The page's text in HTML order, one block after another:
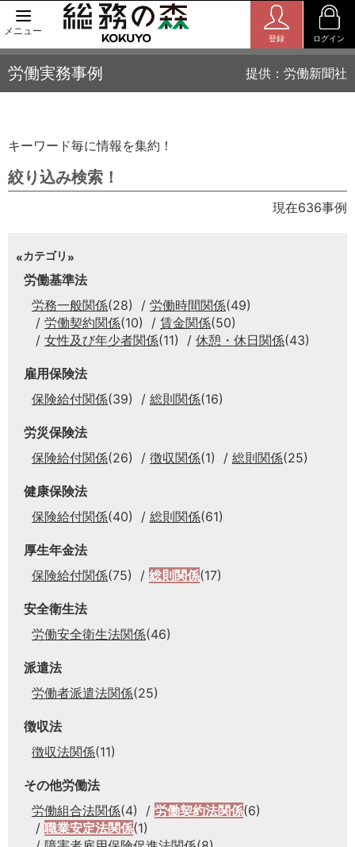
メニュー
登録 ログイン
労働実務事例 提供：労働新聞社
キーワード毎に情報を集約！
絞り込み検索！
現在636事例
カテゴリ
労働基準法
労務一般関係(28) 労働時間関係(49)
労働契約関係(10) 賃金関係(50)
女性及び年少者関係(11) 休憩・休日関係(43)
雇用保険法
保険給付関係(39) 総則関係(16)
労災保険法
保険給付関係(26) 徴収関係(1) 総則関係(25)
健康保険法
保険給付関係(40) 総則関係(61)
厚生年金法
保険給付関係(75) 総則関係(17)
安全衛生法
労働安全衛生法関係(46)
派遣法
労働者派遣法関係(25)
徴収法
徴収法関係(11)
その他労働法
労働組合法関係(4) 労働契約法関係(6)
職業安定法関係(1)